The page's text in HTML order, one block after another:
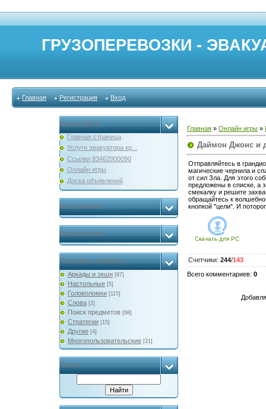
ГРУЗОПЕРЕВОЗКИ -
Главная Регистрация Вход
Меню сайта
Главная страница
Услуги эвакуатора кр...
Ссылки 83462900090
Онлайн игры
Доска объявлений
мы в скайпе
Форма входа
Категории раздела
Аркады и экшн [67]
Настольные [5]
Головоломки [115]
Слова [2]
Поиск предметов [68]
Стратегии [15]
Другие [4]
Многопользовательские [21]
Поиск
Главная » Онлайн игры »
Даймон Джонс и
Отправляйтесь в
магические чернила и
от сил Зла. Для этого
предложены в списке, а
смекалку и решите
обращайтесь к
кнопкой "цели". И
Скачать для PC
Счетчики: 244/143
Всего комментариев: 0